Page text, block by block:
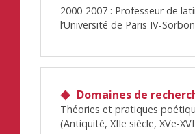
2000-2007 : Professeur de
l’Université de Paris IV-
Domaines de
Théories et pratiques
(Antiquité, XIIe siècle, XVe-